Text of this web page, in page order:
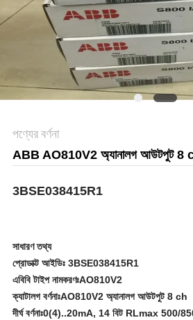
ম্যাপ
গোপনীয়তা
নীতি
পণ্যের বর্ণনা
ABB AO810V2 অ্যানালগ আউটপুট
3BSE038415R1
সাধারণ তথ্য
প্রোডাক্ট আইডিঃ 3BSE038415R1
এবিবি টাইপ নামকরণঃAO810V2
ক্যাটালগ বর্ণনাঃAO810V2 অ্যানালগ আউটপুট 8 ch
দীর্ঘ বর্ণনাঃ0(4)..20mA, 14 বিট RLmax 500/